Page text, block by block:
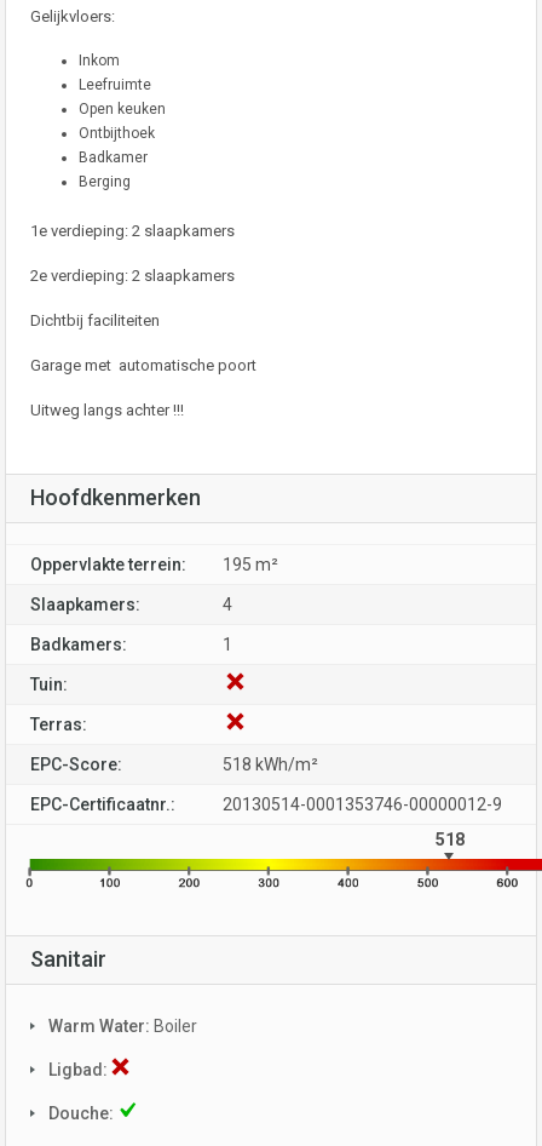
Gelijkvloers:
Inkom
Leefruimte
Open keuken
Ontbijthoek
Badkamer
Berging
1e verdieping: 2 slaapkamers
2e verdieping: 2 slaapkamers
Dichtbij faciliteiten
Garage met automatische poort
Uitweg langs achter !!!
Hoofdkenmerken
Oppervlakte terrein: 195 m²
Slaapkamers: 4
Badkamers: 1
Tuin:
Terras:
EPC-Score: 518 kWh/m²
EPC-Certificaatnr.:
20130514-0001353746-00000012-9
518
Sanitair
Warm Water: Boiler
Ligbad:
Douche: